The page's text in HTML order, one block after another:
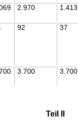
2.970 1.413
92 37
3.700 3.700
Teil II